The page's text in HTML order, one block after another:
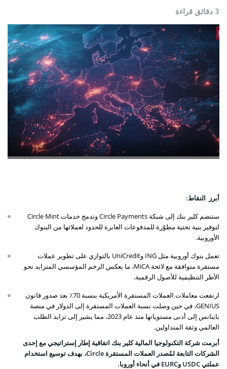
3 دقائق قراءة
أبرز النقاط:
ستنضم كلير بنك إلى شبكة Circle Payments وتدمج خدمات Circle Mint
لتوفير بنية تحتية مطوّرة للمدفوعات العابرة للحدود لعملائها من البنوك
الأوروبية.
تعمل بنوك أوروبية مثل ING وUniCredit بالتوازي على تطوير عملات
مستقرة متوافقة مع لائحة MiCA، ما يعكس الزخم المؤسسي المتزايد نحو
الأطر التنظيمية للأصول الرقمية.
ارتفعت معاملات العملات المستقرة الأمريكية بنسبة 70٪ بعد صدور قانون
GENIUS، في حين وصلت نسبة العملات المستقرة إلى الدولار في منصة
باينانس إلى أدنى مستوياتها منذ عام 2023، مما يشير إلى تزايد الطلب
العالمي وثقة المتداولين.
أبرمت شركة التكنولوجيا المالية كلير بنك اتفاقية إطار إستراتيجي مع إحدى
الشركات التابعة لمُصدر العملات المستقرة Circle، بهدف توسيع استخدام
عملتي USDC وEURC في أنحاء أوروبا.